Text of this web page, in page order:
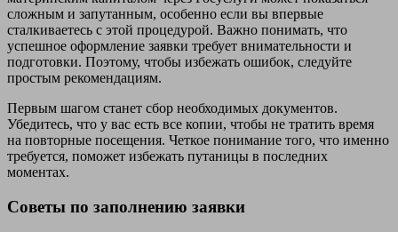
сложным и запутанным, особенно если вы впервые
сталкиваетесь с этой процедурой. Важно понимать, что
успешное оформление заявки требует внимательности и
подготовки. Поэтому, чтобы избежать ошибок, следуйте
простым рекомендациям.
Первым шагом станет сбор необходимых документов.
Убедитесь, что у вас есть все копии, чтобы не тратить время
на повторные посещения. Четкое понимание того, что именно
требуется, поможет избежать путаницы в последних
моментах.
Советы по заполнению заявки